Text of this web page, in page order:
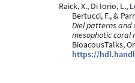
Raick, X., Di Iorio, L.,
Bertucci, F., &
Diel patterns and
mesophotic coral
BioacousTalks,
https://